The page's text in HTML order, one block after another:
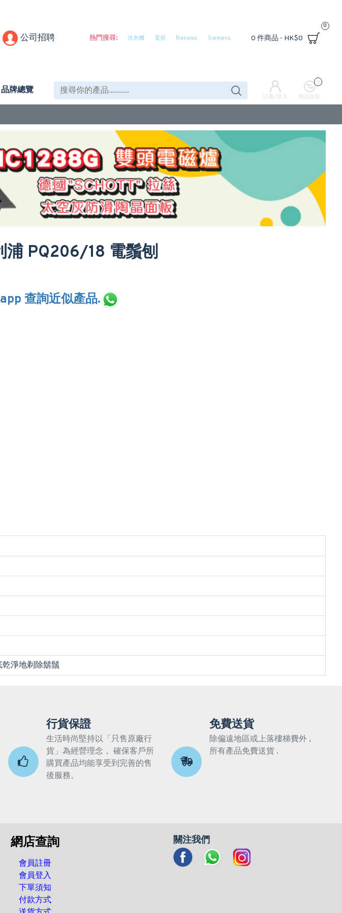
公司招聘 熱門搜尋: 洗衣機 電視 Rasonic Siemens 0 件商品 - HK$0
0
品牌總覽
註冊/登入 商品比較
0
浦 PQ206/18 電鬚刨
查詢近似產品.
淨地剃除鬍鬚
行貨保證
生活時尚堅持以「只售原廠行
貨」為經營理念， 確保客戶所
購買產品均能享受到完善的售
後服務。
免費送貨
除偏遠地區或上落樓梯費外 ,
所有產品免費送貨 .
網店查詢
會員註冊
會員登入
下單須知
付款方式
關注我們